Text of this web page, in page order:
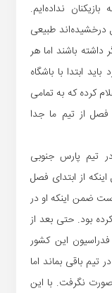
به بازیکنان نداده‌ایم.
درخشیده‌اند طبیعی
باشند اما هر
ابتدا با باشگاه
کرده که به تمامی
فصل از تیم ما جدا
در تیم پارس جنوبی
از ابتدای فصل
ضمن اینکه او در
بود. حتی بعد از
این کشور
تیم باقی بماند اما
نگرفت. با این